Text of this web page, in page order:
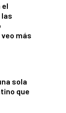
el
más
sola
que